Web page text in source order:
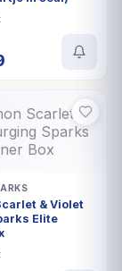
€249,99.
& Violet
Elite